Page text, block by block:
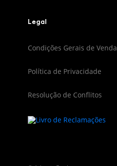
Legal
Condições Gerais de Venda
Política de Privacidade
Resolução de Conflitos